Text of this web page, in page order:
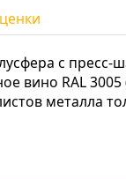
с пресс-
вино RAL
металла